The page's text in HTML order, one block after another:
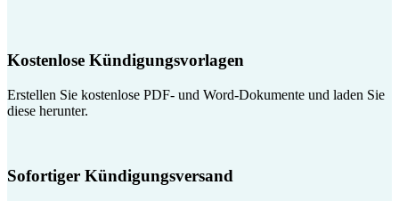
Kostenlose Kündigungsvorlagen
Erstellen Sie kostenlose PDF- und Word-Dokumente und laden Sie
diese herunter.
Sofortiger Kündigungsversand